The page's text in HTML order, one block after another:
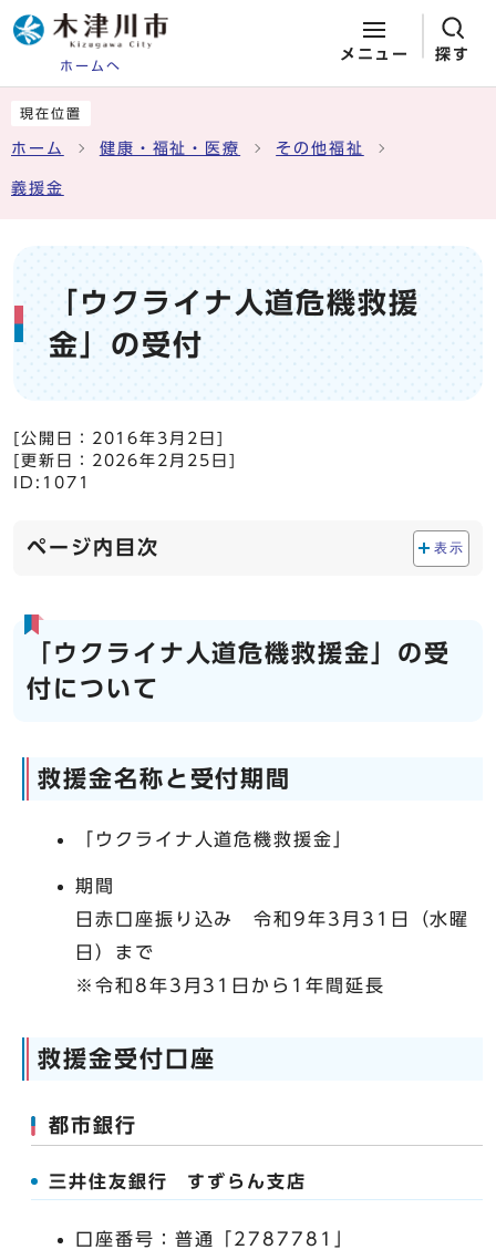
ホームへ
メニュー 探す
現在位置
ホーム 健康・福祉・医療 その他福祉
義援金
「ウクライナ人道危機救援
金」の受付
[公開日： 2016年3月2日
[更新日： 2026年2月25日
ID:1071
ページ内目次 表示
「ウクライナ人道危機救援金」の受
付について
救援金名称と受付期間
「ウクライナ人道危機救援金」
期間
日赤口座振り込み 令和9年3月31日（水曜
日）まで
※令和8年3月31日から1年間延長
救援金受付口座
都市銀行
三井住友銀行 すずらん支店
口座番号：普通「2787781」